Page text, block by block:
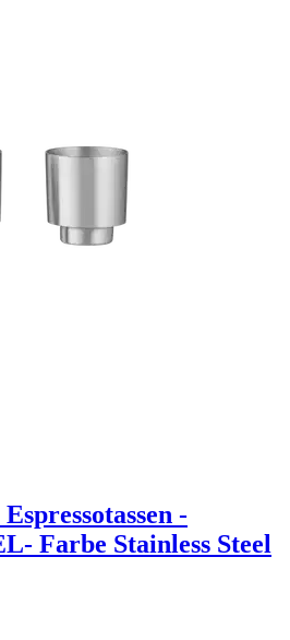
-
Farbe Stainless Steel